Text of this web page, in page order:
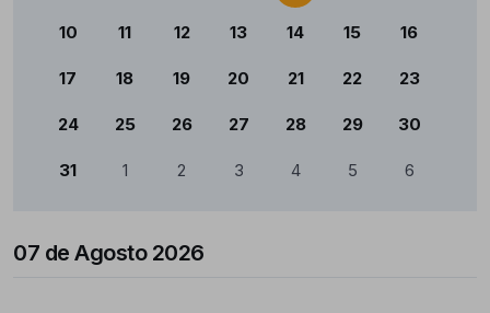
10 11 12 13 14 15 16
17 18 19 20 21 22 23
24 25 26 27 28 29 30
31 1 2 3 4 5 6
07 de Agosto 2026